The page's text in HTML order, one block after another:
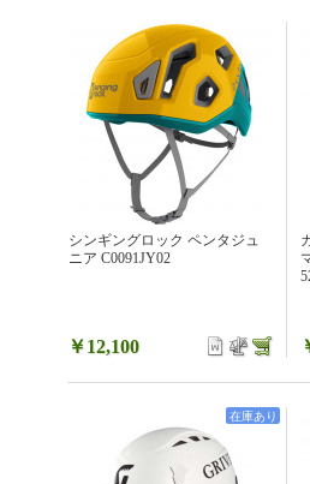
シンギングロック ペンタジュ
ニア C0091JY02
￥12,100
在庫あり